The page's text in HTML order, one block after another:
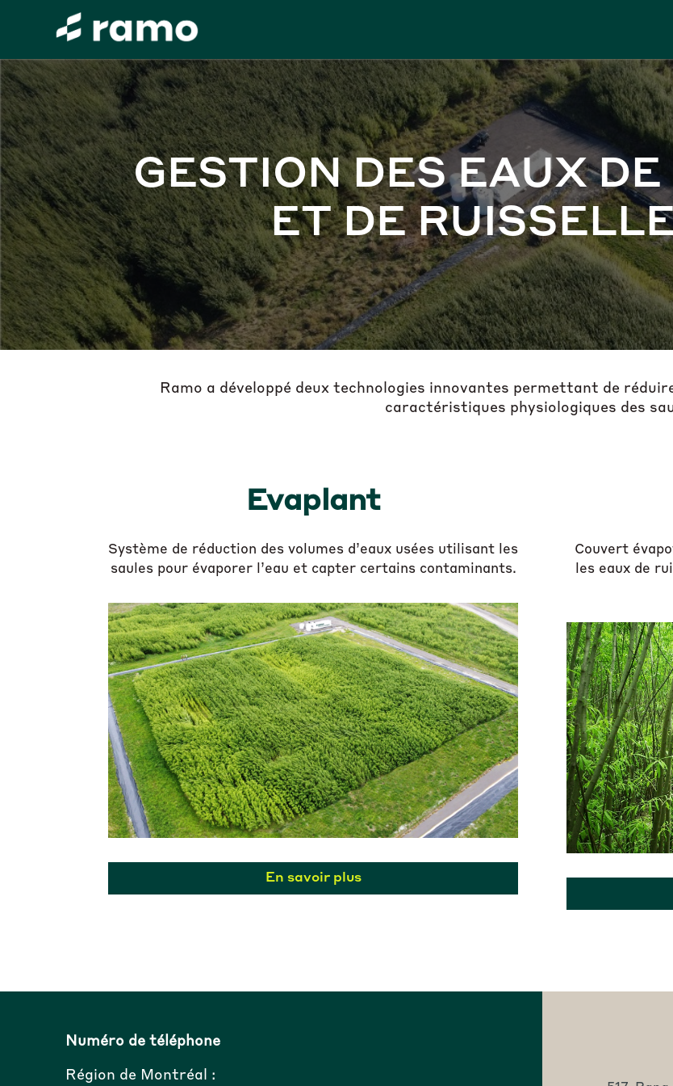
GESTION DES EAUX
ET DE
Ramo a développé deux technologies innovantes permettant de
caractéristiques physiologiques des
Evaplant
Système de réduction des volumes d’eaux usées utilisant les
saules pour évaporer l’eau et capter certains contaminants.
En savoir plus
Couvert
les eaux de
Numéro de téléphone
Région de Montréal :